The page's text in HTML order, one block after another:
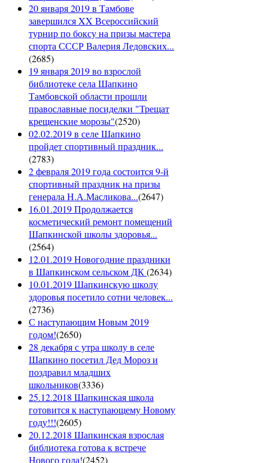
20 января 2019 в Тамбове
завершился XX Всероссийский
турнир по боксу на призы мастера
спорта СССР Валерия Ледовских...
(2685)
19 января 2019 во взрослой
библиотеке села Шапкино
Тамбовской области прошли
православные посиделки "Трещат
крещенские морозы"(2520)
02.02.2019 в селе Шапкино
пройдет спортивный праздник...
(2783)
2 февраля 2019 года состоится 9-й
спортивный праздник на призы
генерала Н.А.Масликова...(2647)
16.01.2019 Продолжается
косметический ремонт помещений
Шапкинской школы здоровья...
(2564)
12.01.2019 Новогодние праздники
в Шапкинском сельском ДК(2634)
10.01.2019 Шапкинскую школу
здоровья посетило сотни человек...
(2736)
С наступающим Новым 2019
годом!(2650)
28 декабря с утра школу в селе
Шапкино посетил Дед Мороз и
поздравил младших
школьников(3336)
25.12.2018 Шапкинская школа
готовится к наступающему Новому
году!!!(2605)
20.12.2018 Шапкинская взрослая
библиотека готова к встрече
Нового года!(2452)